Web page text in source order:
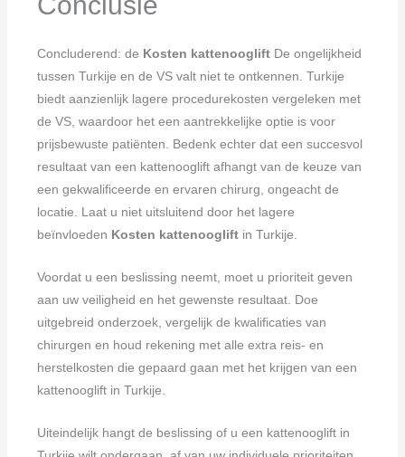
Concluderend: de Kosten kattenooglift De ongelijkheid
tussen Turkije en de VS valt niet te ontkennen. Turkije
biedt aanzienlijk lagere procedurekosten vergeleken met
de VS, waardoor het een aantrekkelijke optie is voor
prijsbewuste patiënten. Bedenk echter dat een succesvol
resultaat van een kattenooglift afhangt van de keuze van
een gekwalificeerde en ervaren chirurg, ongeacht de
locatie. Laat u niet uitsluitend door het lagere
beïnvloeden Kosten kattenooglift in Turkije.
Voordat u een beslissing neemt, moet u prioriteit geven
aan uw veiligheid en het gewenste resultaat. Doe
uitgebreid onderzoek, vergelijk de kwalificaties van
chirurgen en houd rekening met alle extra reis- en
herstelkosten die gepaard gaan met het krijgen van een
kattenooglift in Turkije.
Uiteindelijk hangt de beslissing of u een kattenooglift in